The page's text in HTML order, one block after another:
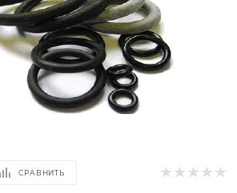
СРАВНИТЬ